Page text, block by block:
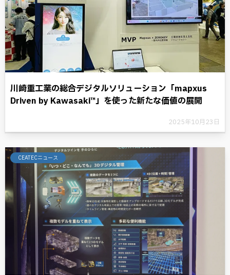
川崎重工業の総合デジタルソリューション「mapxus
Driven by Kawasaki™」を使った新たな価値の展開
2025年10月23日
CEATECニュース